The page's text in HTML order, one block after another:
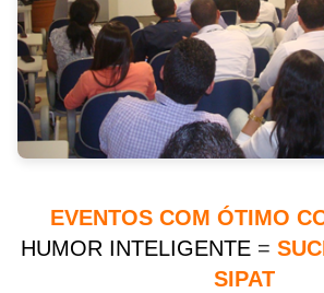
EVENTOS COM ÓTIMO
HUMOR INTELIGENTE =
SIPAT